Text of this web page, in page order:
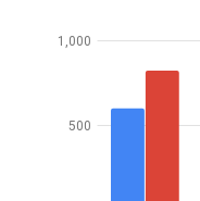
500
1,000